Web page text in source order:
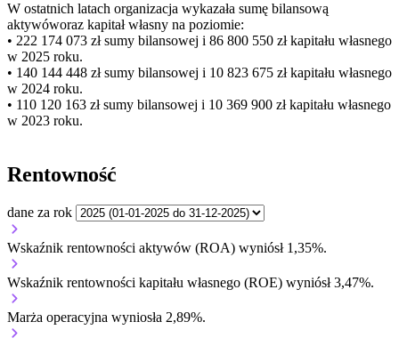
W ostatnich latach organizacja wykazała sumę bilansową
aktywóworaz kapitał własny na poziomie:
• 222 174 073 złsumy bilansowej i 86 800 550 zł kapitału własnego
w 2025 roku.
• 140 144 448 złsumy bilansowej i 10 823 675 zł kapitału własnego
w 2024 roku.
• 110 120 163 złsumy bilansowej i 10 369 900 zł kapitału własnego
w 2023 roku.
Rentowność
dane za rok
Wskaźnik rentowności aktywów (ROA) wyniósł 1,35%.
Wskaźnik rentowności kapitału własnego (ROE) wyniósł 3,47%.
Marża operacyjna wyniosła 2,89%.